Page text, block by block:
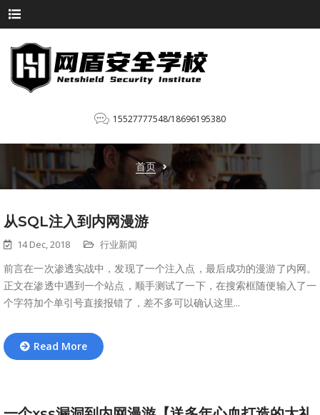
15527777548/18696195380
首页
从SQL注入到内网漫游
14 Dec, 2018 行业新闻
前言在一次渗透实战中，发现了一个注入点，最后成功的漫游了内网。
正文在渗透中遇到一个站点，顺手测试了一下，在搜索框随便输入了一
个字符加个单引号直接报错了，差不多可以确认这里...
Read More